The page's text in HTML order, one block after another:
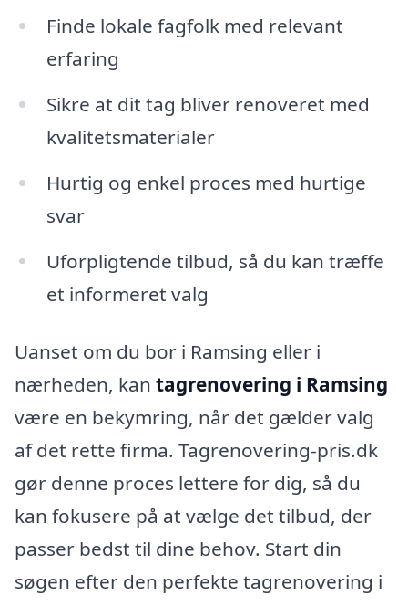
Finde lokale fagfolk med relevant
erfaring
Sikre at dit tag bliver renoveret med
kvalitetsmaterialer
Hurtig og enkel proces med hurtige
svar
Uforpligtende tilbud, så du kan træffe
et informeret valg
Uanset om du bor i Ramsing eller i
nærheden, kan tagrenovering i Ramsing
være en bekymring, når det gælder valg
af det rette firma. Tagrenovering-pris.dk
gør denne proces lettere for dig, så du
kan fokusere på at vælge det tilbud, der
passer bedst til dine behov. Start din
søgen efter den perfekte tagrenovering i